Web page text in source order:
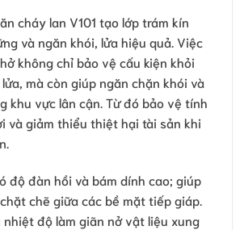
cháy lan V101 tạo lớp trám kín
và ngăn khói, lửa hiệu quả. Việc
không chỉ bảo vệ cấu kiện khỏi
mà còn giúp ngăn chặn khói và
khu vực lân cận. Từ đó bảo vệ tính
và giảm thiểu thiệt hại tài sản khi
độ đàn hồi và bám dính cao; giúp
chẽ giữa các bề mặt tiếp giáp.
nhiệt độ làm giãn nở vật liệu xung